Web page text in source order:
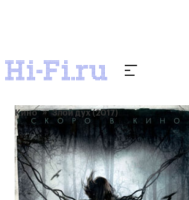
Кино Злой дух (2017)